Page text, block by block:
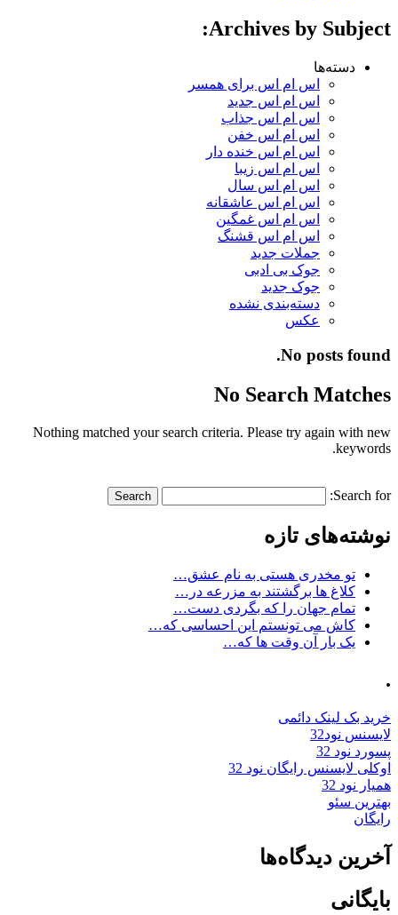
Archives by Subject:
دسته‌ها
اس ام اس برای همسر
اس ام اس جدید
اس ام اس جذاب
اس ام اس خفن
اس ام اس خنده دار
اس ام اس زیبا
اس ام اس سال
اس ام اس عاشقانه
اس ام اس غمگین
اس ام اس قشنگ
جملات جدید
جوک بی ادبی
جوک جدید
دسته‌بندی نشده
عکس
No posts found.
No Search Matches
Nothing matched your search criteria. Please try again with new
keywords.
Search for:
نوشته‌های تازه
تو مخدری هستی به نام عشق…
کلاغ ها برگشتند به مزرعه در…
تمام جهان را که بگردی دست…
کاش می تونستم این احساسی که…
یک بار آن وقت ها که…
.
خرید بک لینک دائمی
لایسنس نود32
پسورد نود 32
اوکلی لایسنس رایگان نود 32
همیار نود 32
بهترین سئو
رایگان
آخرین دیدگاه‌ها
بایگانی